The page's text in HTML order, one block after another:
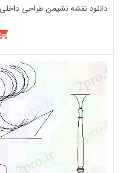
دانلود نقشه نشیمن طراحی داخلی